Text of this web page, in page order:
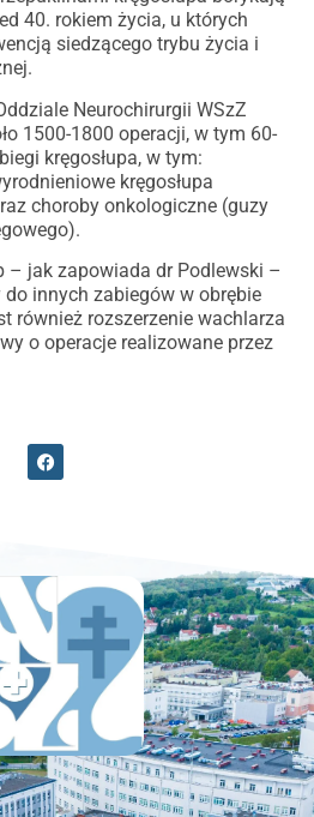
40. rokiem życia, u których
siedzącego trybu życia i
Neurochirurgii WSzZ
1500-1800 operacji, w tym 60-
kręgosłupa, w tym:
kręgosłupa
choroby onkologiczne (guzy
– jak zapowiada dr Podlewski –
innych zabiegów w obrębie
również rozszerzenie wachlarza
o operacje realizowane przez